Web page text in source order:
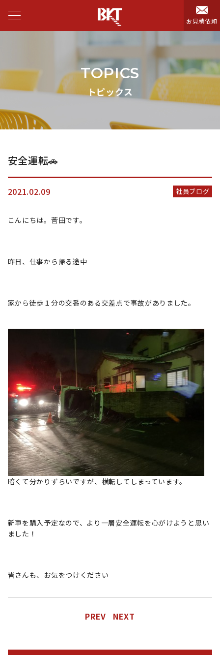
お見積依頼
TOPICS
トピックス
安全運転🚗
2021.02.09 社員ブログ
こんにちは。菅田です。
昨日、仕事から帰る途中
家から徒歩１分の交番のある交差点で事故がありました。
暗くて分かりずらいですが、横転してしまっています。
新車を購入予定なので、より一層安全運転を心がけようと思い
ました！
皆さんも、お気をつけください
PREV NEXT